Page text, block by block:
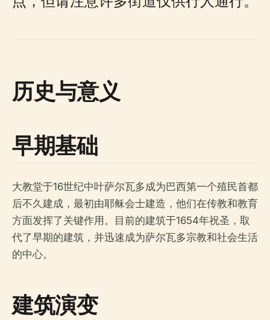
历史与意义
早期基础
大教堂于16世纪中叶萨尔瓦多成为巴西第一个殖民首都
后不久建成，最初由耶稣会士建造，他们在传教和教育
方面发挥了关键作用。目前的建筑于1654年祝圣，取
代了早期的建筑，并迅速成为萨尔瓦多宗教和社会生活
的中心。
建筑演变